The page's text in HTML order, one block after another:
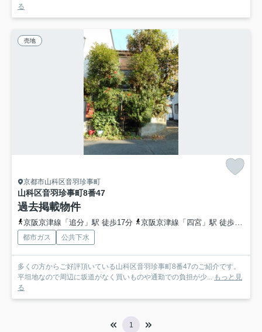
る
売地
京都市山科区音羽珍事町
山科区音羽珍事町8番47
過去掲載物件
京阪京津線「追分」駅 徒歩17分 京阪京津線「四宮」駅 徒歩12分
都市ガス 公共下水
多くの方からご好評頂いている山科区音羽珍事町8番47のご紹介です。
平坦地なので周辺に坂道がなく買いものや通勤での負担が少... もっと見
る
1